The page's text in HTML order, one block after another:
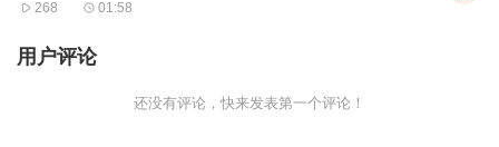
268 01:58
用户评论
还没有评论，快来发表第一个评论！